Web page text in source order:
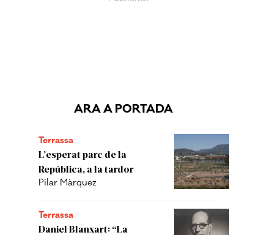
ARA A PORTADA
Terrassa
L’esperat parc de la
República, a la tardor
Pilar Màrquez
Terrassa
Daniel Blanxart: “La